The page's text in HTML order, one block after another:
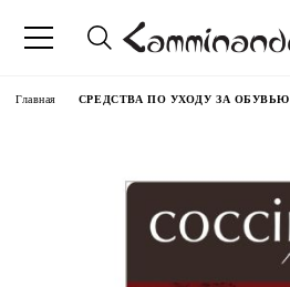
Главная СРЕДСТВА ПО УХОДУ ЗА ОБУВЬЮ